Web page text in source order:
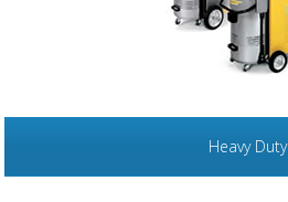
Heavy Duty